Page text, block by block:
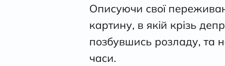
Описуючи свої
картину, в якій крізь
позбувшись розладу, та
часи.